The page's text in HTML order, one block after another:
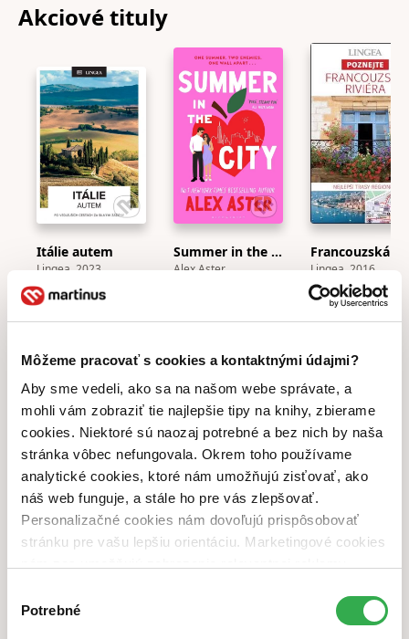
Môžeme pracovať s cookies a kontaktnými údajmi?
Aby sme vedeli, ako sa na našom webe správate, a
mohli vám zobraziť tie najlepšie tipy na knihy, zbierame
cookies. Niektoré sú naozaj potrebné a bez nich by naša
stránka vôbec nefungovala. Okrem toho používame
analytické cookies, ktoré nám umožňujú zisťovať, ako
náš web funguje, a stále ho pre vás zlepšovať.
Personalizačné cookies nám dovoľujú prispôsobovať
stránku pre vašu lepšiu orientáciu. Marketingové cookies
nám pomohlo, keby sme mohli používať všetky tieto
súhlasu
Potrebné
Akciovétituly
Itálie autem
Lingea, 2023
-19 % 24,90 €
Summer in the City
Alex Aster Lingea, 2016
-16 % 11,90 €
Horúce anglickénovinky
Navessa Allen
13,90 €